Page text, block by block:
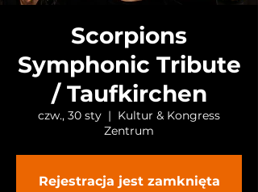
Scorpions
Symphonic Tribute
/ Taufkirchen
czw., 30 sty
  |
Kultur & Kongress
Zentrum
Rejestracja jest zamknięta